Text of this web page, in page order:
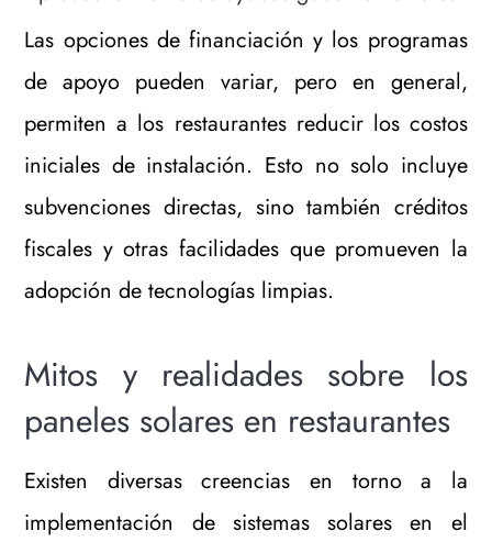
Las opciones de financiación y los programas
de apoyo pueden variar, pero en general,
permiten a los restaurantes reducir los costos
iniciales de instalación. Esto no solo incluye
subvenciones directas, sino también créditos
fiscales y otras facilidades que promueven la
adopción de tecnologías limpias.
Mitos y realidades sobre los
paneles solares en restaurantes
Existen diversas creencias en torno a la
implementación de sistemas solares en el